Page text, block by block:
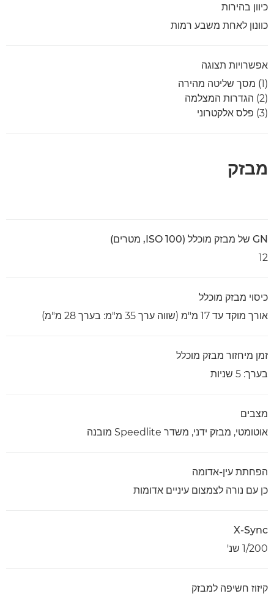
כיוון בהירות
כוונון לאחת משבע רמות
אפשרויות תצוגה
(1) מסך שליטה מהירה
(2) הגדרות המצלמה
(3) פלס אלקטרוני
מבזק
GN של מבזק מוכלל (ISO 100, מטרים)
12
כיסוי מבזק מוכלל
אורך מוקד עד 17 מ"מ (שווה ערך 35 מ"מ: בערך 28 מ"מ)
זמן מיחזור מבזק מוכלל
בערך: 5 שניות
מצבים
אוטומטי, מבזק ידני, משדר Speedlite מובנה
הפחתת עין-אדומה
כן עם נורה לצמצום עיניים אדומות
X-Sync
1/200 שנ'
קיזוז חשיפה למבזק